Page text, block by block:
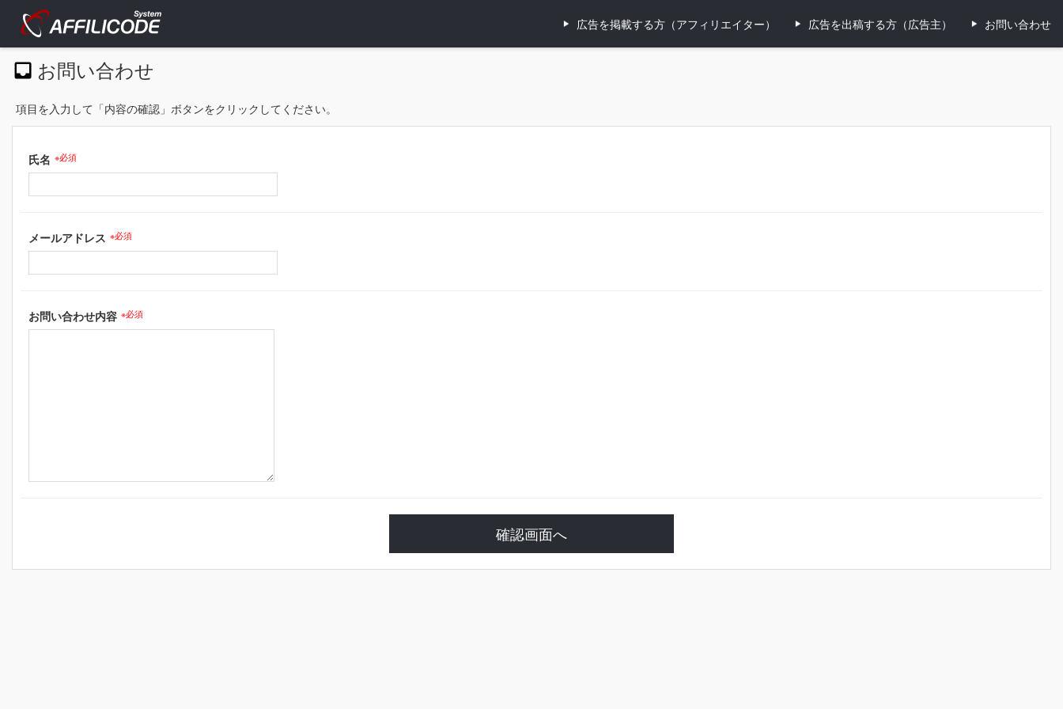
広告を掲載する方（アフィリエイター） 広告を出稿する方（広告主） お問い合わせ
お問い合わせ
項目を入力して「内容の確認」ボタンをクリックしてください。
氏名 ※必須
メールアドレス ※必須
お問い合わせ内容 ※必須